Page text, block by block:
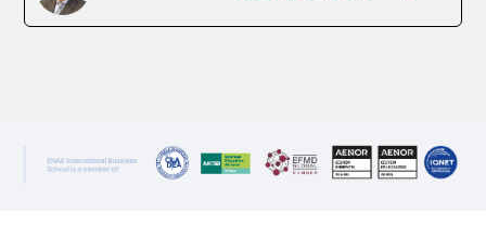
Máster en Dirección Comercial y Marketing
de ENAE Business School.Cualquier